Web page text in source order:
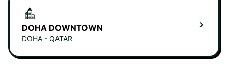
DOHA DOWNTOWN
DOHA - QATAR